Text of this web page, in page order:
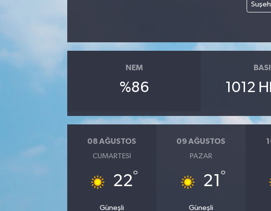
NEM
%86 1012
08 AĞUSTOS
CUMARTESI
22°
Güneşli
09 AĞUSTOS
PAZAR
21 °
Güneşli